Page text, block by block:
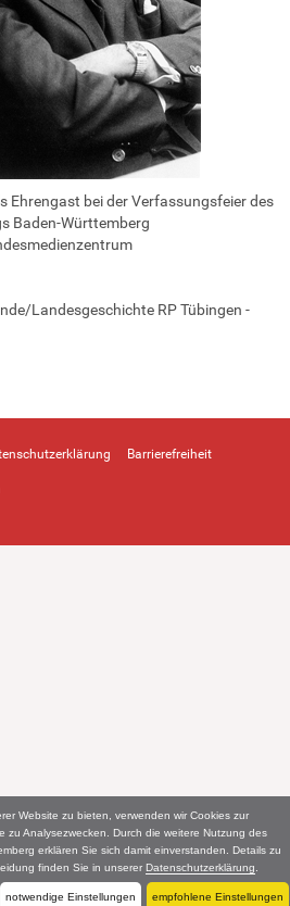
Website zu bieten, verwenden wir Cookies zur
zu Analysezwecken. Durch die weitere Nutzung des
erklären Sie sich damit einverstanden. Details zu
finden Sie in unserer Datenschutzerklärung
notwendige Einstellungen empfohlene Einstellungen
Ehrengast bei der Verfassungsfeier des
Baden-Württemberg
Landesgeschichte RP Tübingen -
Barrierefreiheit